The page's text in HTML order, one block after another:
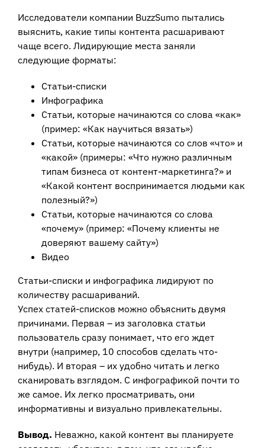
Исследователи компании BuzzSumo пытались
выяснить, какие типы контента расшаривают
чаще всего. Лидирующие места заняли
следующие форматы:
Статьи-списки
Инфографика
Статьи, которые начинаются со слова «как»
(пример: «Как научиться вязать»)
Статьи, которые начинаются со слов «что» и
«какой» (примеры: «Что нужно различным
типам бизнеса от контент-маркетинга?» и
«Какой контент воспринимается людьми как
полезный?»)
Статьи, которые начинаются со слова
«почему» (пример: «Почему клиенты не
доверяют вашему сайту»)
Видео
Статьи-списки и инфографика лидируют по
количеству расшариваний.
Успех статей-списков можно объяснить двумя
причинами. Первая – из заголовка статьи
пользователь сразу понимает, что его ждет
внутри (например, 10 способов сделать что-
нибудь). И вторая – их удобно читать и легко
сканировать взглядом. С инфографикой почти то
же самое. Их легко просматривать, они
информативны и визуально привлекательны.
Вывод. Неважно, какой контент вы планируете